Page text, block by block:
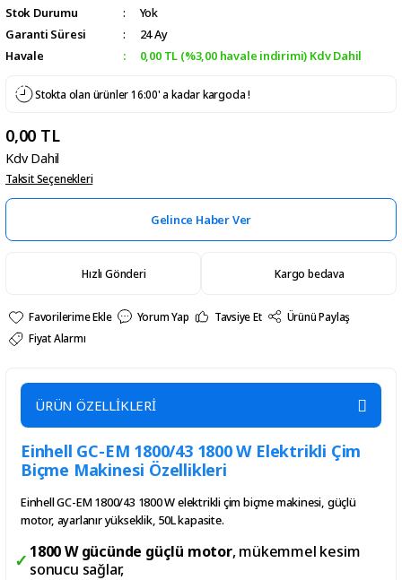
Stok Durumu
Yok
Garanti Süresi
24 Ay
Havale
0,00 TL (%3,00 havale indirimi) Kdv Dahil
Stokta olan ürünler 16:00' a kadar kargoda !
0,00 TL
Kdv Dahil
Taksit Seçenekleri
Gelince Haber Ver
Hızlı Gönderi Kargo bedava
Yorum Yap Tavsiye Et
Ürünü Paylaş
Fiyat Alarmı
ÜRÜN ÖZELLİKLERİ
Einhell GC-EM 1800/43 1800 W Elektrikli Çim
Biçme Makinesi Özellikleri
Einhell GC-EM 1800/43 1800 W elektrikli çim biçme makinesi, güçlü
motor, ayarlanır yükseklik, 50L kapasite.
1800 W gücünde güçlü motor, mükemmel kesim
sonucu sağlar,